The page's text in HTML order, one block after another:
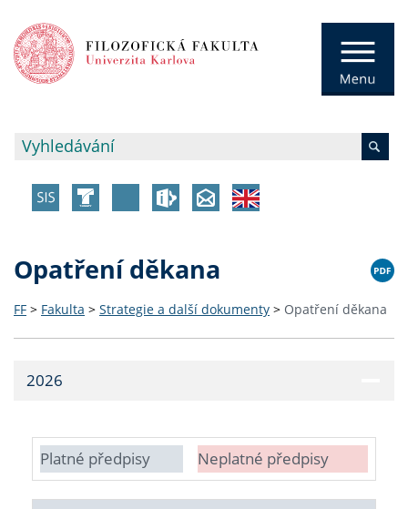
Opatření děkana
FF > Fakulta > Strategie a další dokumenty > Opatření děkana
2026
Platné předpisy Neplatné předpisy